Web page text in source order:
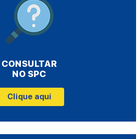
CONSULTAR
NO SPC
Clique aqui